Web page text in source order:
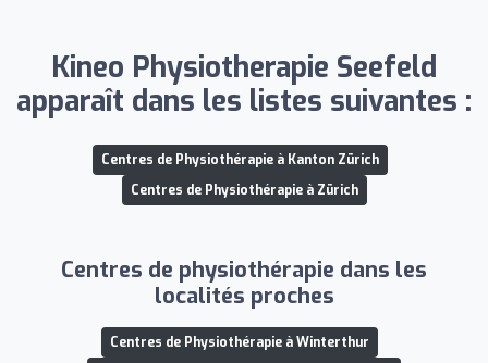
Kineo Physiotherapie Seefeld
apparaît dans les listes suivantes :
Centres de Physiothérapie à Kanton Zürich
Centres de Physiothérapie à Zürich
Centres de physiothérapie dans les
localités proches
Centres de Physiothérapie à Winterthur